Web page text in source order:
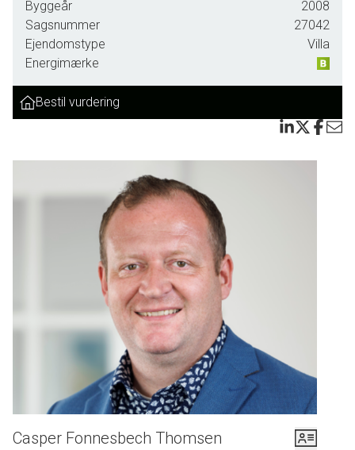
Udover et stort boligareal, har ejendommen også en stor indbygget garage
på 86 m2. Hertil kommer et flot afhvalmet tag, og udhæng over en del af
terrassen på 12 m2, så man endda på gråvejrsdage, kan sidde i tørvejr
udendørs.
kontrast til murstene. Det er en nydelig ejendom med flisebelagt indkørsel,
Her er altså en skøn bolig, i et af de senest etablerede boligområder i
Tønder, og uanset hvor man vender øjet hen, kan man se andre flotte boliger
opført i det 21. århundrede.
Desuden opvarmes ejendommen nemt med naturgas, hvor man har god
komfort varme, i form af gulvvarme i hele ejendommen inklusiv garagen, så
der altid er en god rumtemperatur i hele huset.
Velkommen til Rosinfeltvej 128, 6270 Tønder
Marie Hansen & Anders C. Hansen på tlf: 7472 3900 eller 6067 3900 for
Byggeår
2008
Sagsnummer
27042
Ejendomstype
Villa
Energimærke
Bestil vurdering
Casper Fonnesbech Thomsen